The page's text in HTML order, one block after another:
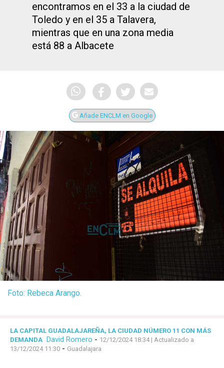
encontramos en el 33 a la ciudad de
Toledo y en el 35 a Talavera,
mientras que en una zona media
está 88 a Albacete
Añade ENCLM en Google
Foto: Rebeca Arango.
LA CAPITAL GUADALAJAREÑA, LA CIUDAD NÚMERO 11 CON MÁS
DEMANDA
David Romero - 12/12/2024 18:34| Actualizado a
13/12/2024 11:30 - Guadalajara